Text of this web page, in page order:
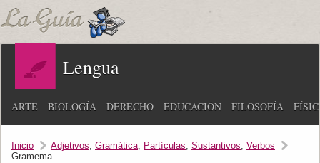
Lengua
ARTE BIOLOGÍA DERECHO EDUCACIÓN FILOSOFÍA
Inicio Adjetivos, Gramática, Partículas, Sustantivos, Verbos
Gramema